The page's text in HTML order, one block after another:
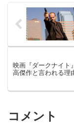
映画『ダークナイト
高傑作と言われる理
コメント